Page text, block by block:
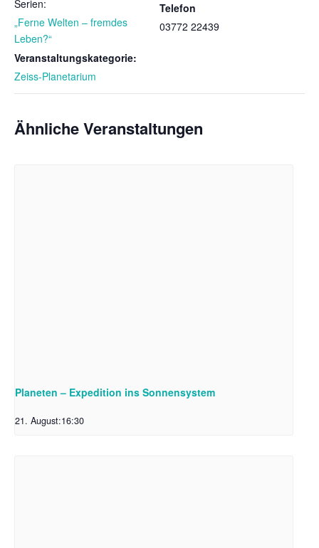
Serien:
„Ferne Welten – fremdes
Leben?“
Veranstaltungskategorie:
Zeiss-Planetarium
Telefon
03772 22439
Ähnliche Veranstaltungen
Planeten – Expedition ins Sonnensystem
21. August:16:30